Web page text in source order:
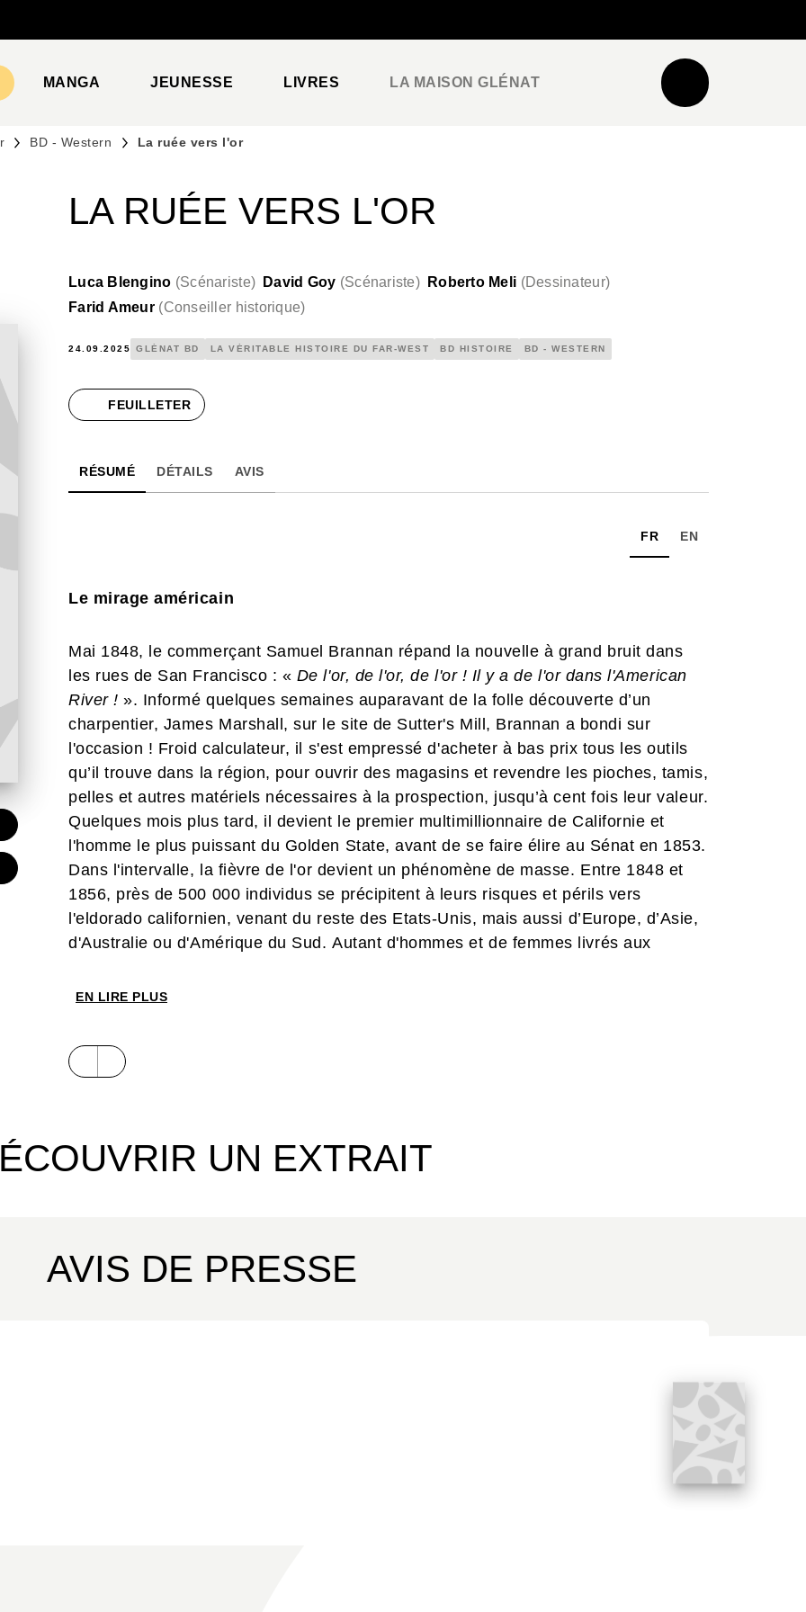
MANGA JEUNESSE LIVRES LA MAISON GLÉNAT
BD - Western La ruée vers l'or
LA RUÉE VERS L'OR
Luca Blengino (Scénariste) David Goy (Scénariste) Roberto Meli (Dessinateur)
Farid Ameur (Conseiller historique)
24.09.2025 GLÉNAT BD LA VÉRITABLE HISTOIRE DU FAR-WEST BD HISTOIRE BD - WESTERN
FEUILLETER
RÉSUMÉ DÉTAILS AVIS
FR EN
Le mirage américain
Mai 1848, le commerçant Samuel Brannan répand la nouvelle à grand bruit dans
les rues de San Francisco : « De l'or, de l'or, de l'or ! Il y a de l'or dans l'American
River ! ». Informé quelques semaines auparavant de la folle découverte d’un
charpentier, James Marshall, sur le site de Sutter's Mill, Brannan a bondi sur
l'occasion ! Froid calculateur, il s'est empressé d'acheter à bas prix tous les outils
qu’il trouve dans la région, pour ouvrir des magasins et revendre les pioches, tamis,
pelles et autres matériels nécessaires à la prospection, jusqu’à cent fois leur valeur.
Quelques mois plus tard, il devient le premier multimillionnaire de Californie et
l'homme le plus puissant du Golden State, avant de se faire élire au Sénat en 1853.
Dans l'intervalle, la fièvre de l'or devient un phénomène de masse. Entre 1848 et
1856, près de 500 000 individus se précipitent à leurs risques et périls vers
l'eldorado californien, venant du reste des Etats-Unis, mais aussi d’Europe, d’Asie,
d'Australie ou d'Amérique du Sud. Autant d'hommes et de femmes livrés aux
n'importe quel prix. Au milieu d'une fabuleuse aventure humaine, une poignée
représentations collectives. Luca Blengino, Davide Goy et Roberto Meli s’associent
EN LIRE PLUS
UN EXTRAIT
AVIS DE PRESSE